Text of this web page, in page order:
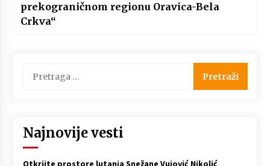
prekograničnom regionu Oravica-Bela
Crkva“
Najnovije vesti
Otkrijte prostore lutanja Snežane Vujović Nikolić